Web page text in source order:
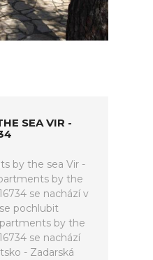
SEA VIR -
by the sea Vir -
by the
se nachází v
pochlubit
by the
se nachází
- Zadarská